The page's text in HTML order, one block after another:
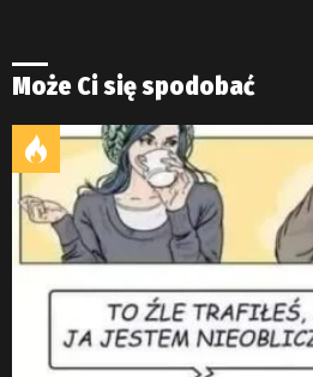
Może Ci się spodobać